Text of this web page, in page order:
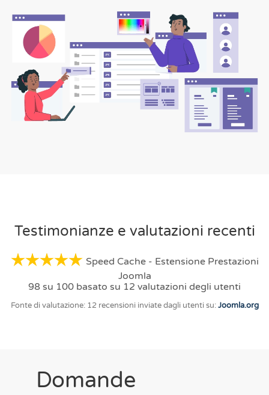
Testimonianze e valutazioni recenti
Speed Cache - Estensione Prestazioni
Joomla
98 su 100 basato su 12 valutazioni degli utenti
Fonte di valutazione: 12 recensioni inviate dagli utenti su:Joomla.org
Domande